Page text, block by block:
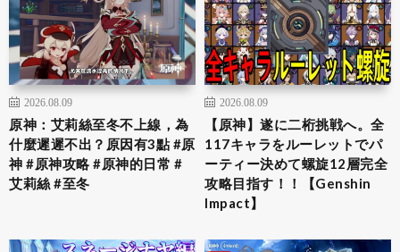
2026.08.09
原神：艾莉絲至冬不上線，為
什麼遲遲不出？原因有3點 #原
神 #原神攻略 #原神的日常 #
艾莉絲 #至冬
2026.08.09
【原神】遂に二桁挑戦へ。全
117キャラをルーレットでパ
ーティー決めて螺旋12層完全
攻略目指す！！【Genshin
Impact】